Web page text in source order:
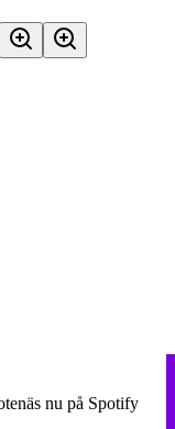
nu på Spotify